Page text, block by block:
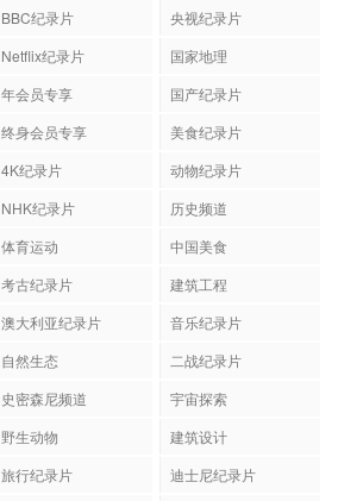
BBC纪录片
央视纪录片
Netflix纪录片
国家地理
年会员专享
国产纪录片
终身会员专享
美食纪录片
4K纪录片
动物纪录片
NHK纪录片
历史频道
体育运动
中国美食
考古纪录片
建筑工程
澳大利亚纪录片
音乐纪录片
自然生态
二战纪录片
史密森尼频道
宇宙探索
野生动物
建筑设计
旅行纪录片
迪士尼纪录片